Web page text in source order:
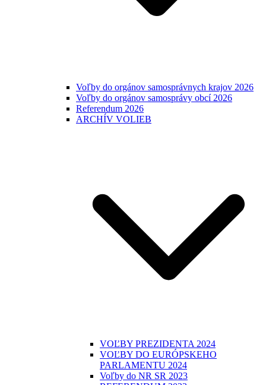
Voľby do orgánov samosprávnych krajov 2026
Voľby do orgánov samosprávy obcí 2026
Referendum 2026
ARCHÍV VOLIEB
VOĽBY PREZIDENTA 2024
VOĽBY DO EURÓPSKEHO
PARLAMENTU 2024
Voľby do NR SR 2023